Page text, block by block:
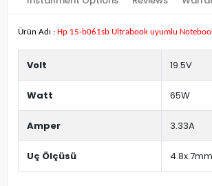
Ürün Adı : Hp 15-b061sb Ultrabook uyumlu
Volt 19.5V
Watt 65W
Amper 3.33A
Uç Ölçüsü 4.8x.7mm